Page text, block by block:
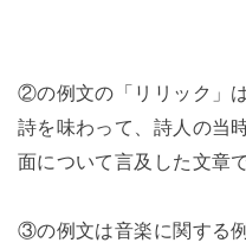
②の例文の「リリック」
詩を味わって、詩人の当
面について言及した文章で
③の例文は音楽に関する